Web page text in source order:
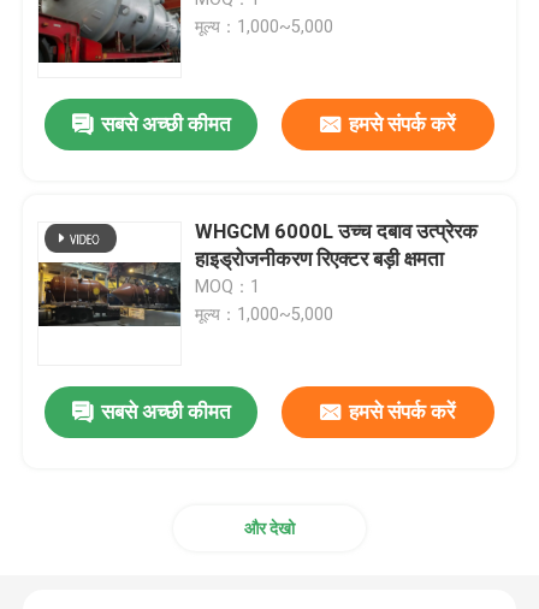
समग्र आटोक्लेव
आटोक्लेव vulcanizing
ठोस आटोक्लेव
लकड़ी आटोक्लेव
मूल्य：1,000~5,000
सबसे अच्छी कीमत हमसे संपर्क करें
WHGCM 6000L उच्च दबाव उत्प्रेरक
हाइड्रोजनीकरण रिएक्टर बड़ी क्षमता
MOQ：1
मूल्य：1,000~5,000
सबसे अच्छी कीमत हमसे संपर्क करें
और देखो